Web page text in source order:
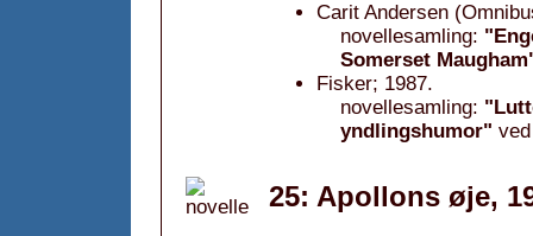
Carit Andersen
novellesamling:
Somerset
Fisker; 1987.
novellesamling:
yndlingshumor"
25: Apollons øje,